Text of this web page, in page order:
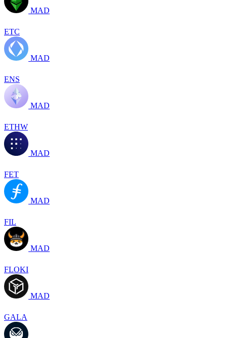
MAD
ETC
MAD
ENS
MAD
ETHW
MAD
FET
MAD
FIL
MAD
FLOKI
MAD
GALA